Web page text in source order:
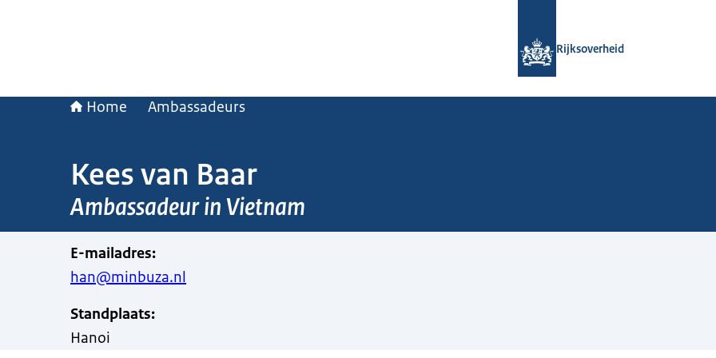
Rijksoverheid
Home Ambassadeurs
Kees van Baar
Ambassadeur in Vietnam
E-mailadres:
han@minbuza.nl
Standplaats:
Hanoi